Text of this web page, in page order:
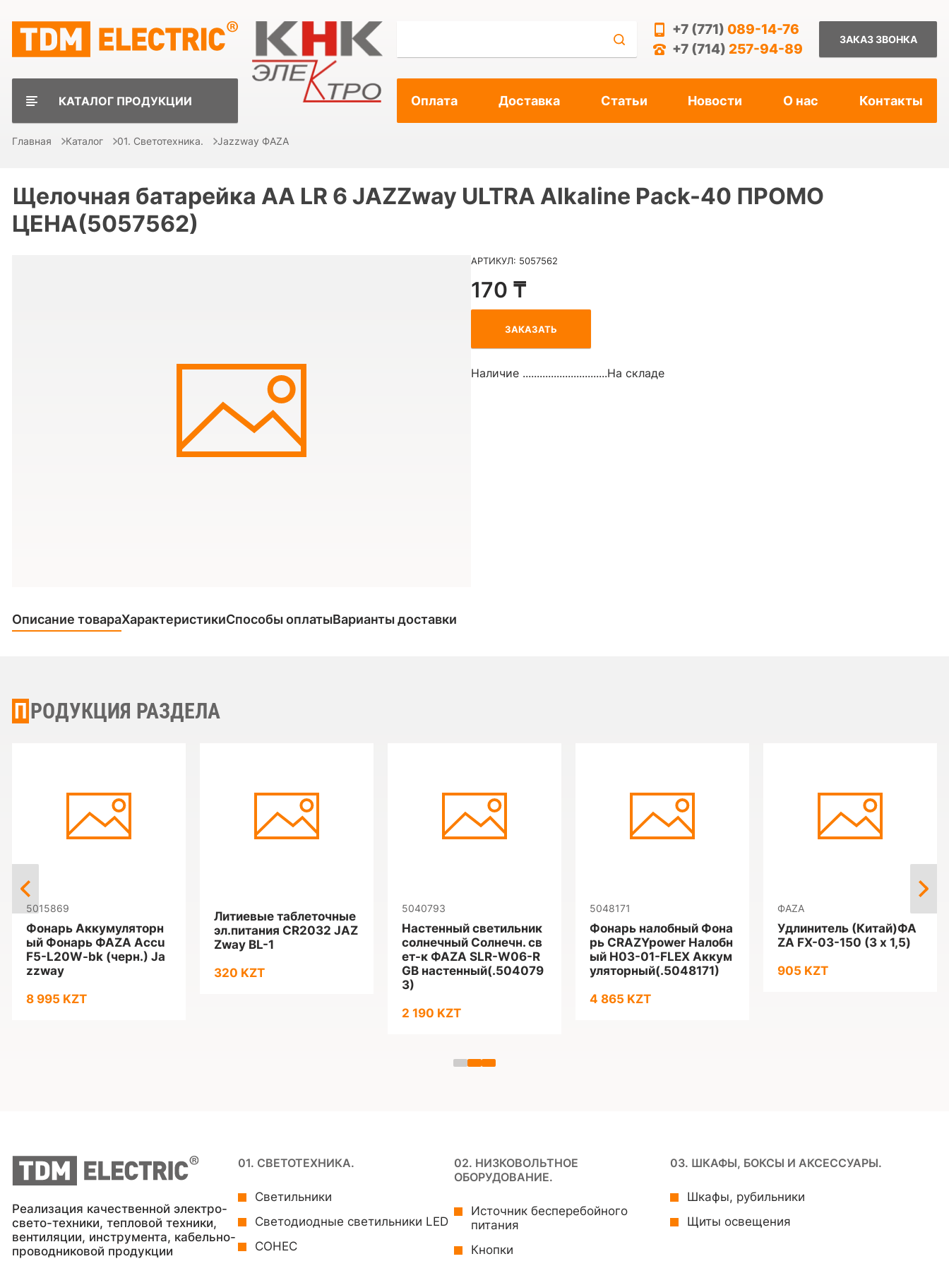
+7 (771) 089-14-76
+7 (714) 257-94-89
ЗАКАЗ ЗВОНКА
КАТАЛОГ ПРОДУКЦИИ Оплата Доставка Статьи Новости О нас Контакты
Главная Каталог 01. Светотехника. Jazzway ФAZA
Щелочная батарейка АА LR 6 JAZZway ULTRA Alkaline Pack-40 ПРОМО
ЦЕНА(5057562)
АРТИКУЛ: 5057562
170 ₸
ЗАКАЗАТЬ
Наличие ..............................На складе
Описание товараХарактеристикиСпособы оплатыВарианты доставки
ПРОДУКЦИЯ РАЗДЕЛА
5015869
Фонарь Аккумуляторн
ый Фонарь ФАZА Accu
F5-L20W-bk (черн.) Ja
zzway
8 995 KZT
Литиевые таблеточные
эл.питания CR2032 JAZ
Zway BL-1
320 KZT
5040793
Настенный светильник
солнечный Солнечн. св
ет-к ФАZА SLR-W06-R
GB настенный(.504079
3)
2 190 KZT
5048171
Фонарь налобный Фона
рь CRAZYpower Налобн
ый H03-01-FLEX Аккум
уляторный(.5048171)
4 865 KZT
ФАZА
Удлинитель (Китай)ФА
ZА FX-03-150 (3 х 1,5)
905 KZT
Реализация качественной электро-
свето-техники, тепловой техники,
вентиляции, инструмента, кабельно-
проводниковой продукции
01. СВЕТОТЕХНИКА.
Светильники
Светодиодные светильники LED
СОНЕС
02. НИЗКОВОЛЬТНОЕ
ОБОРУДОВАНИЕ.
Источник бесперебойного
питания
Кнопки
03. ШКАФЫ, БОКСЫ И АКСЕССУАРЫ.
Шкафы, рубильники
Щиты освещения